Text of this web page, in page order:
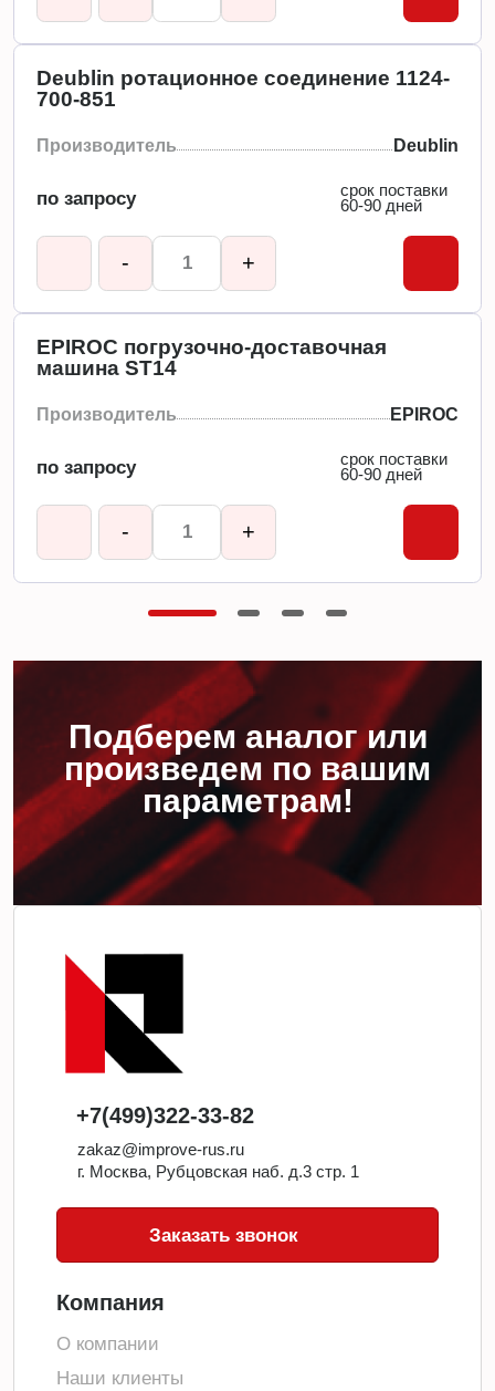
Deublin ротационное соединение 1124-
700-851
Производитель Deublin
по запросу
срок поставки
60-90 дней
- +
EPIROC погрузочно-доставочная
машина ST14
Производитель EPIROC
по запросу
срок поставки
60-90 дней
- +
Подберем аналог или
произведем по вашим
параметрам!
+7(499)322-33-82
zakaz@improve-rus.ru
г. Москва, Рубцовская наб. д.3 стр. 1
Заказать звонок
Компания
О компании
Наши клиенты